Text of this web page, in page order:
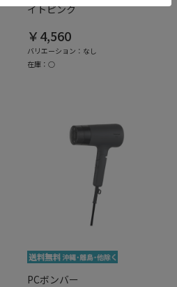
イトピンク
￥4,560
バリエーション：なし
在庫：○
PCボンバー